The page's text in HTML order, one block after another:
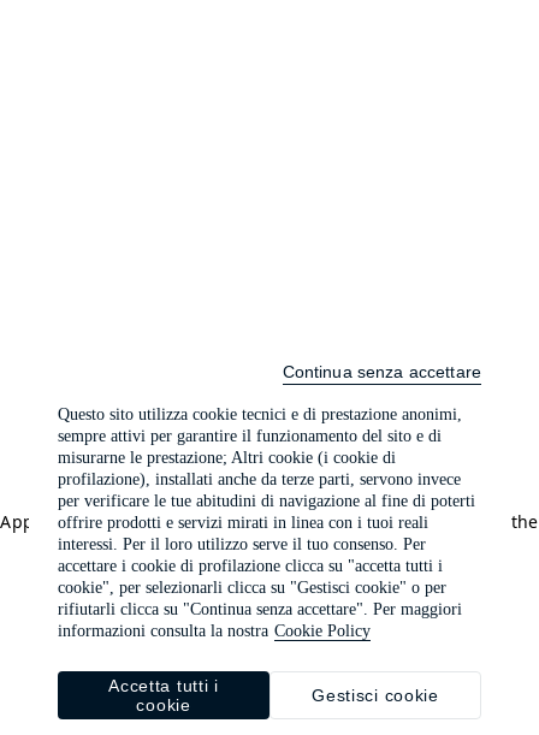
Application error: a client-side exception has occurred (see the
browser console for more information).
Questo sito utilizza cookie tecnici e di prestazione anonimi,
sempre attivi per garantire il funzionamento del sito e di
misurarne le prestazione; Altri cookie (i cookie di
profilazione), installati anche da terze parti, servono invece
per verificare le tue abitudini di navigazione al fine di poterti
offrire prodotti e servizi mirati in linea con i tuoi reali
interessi. Per il loro utilizzo serve il tuo consenso. Per
accettare i cookie di profilazione clicca su "accetta tutti i
cookie", per selezionarli clicca su "Gestisci cookie" o per
rifiutarli clicca su "Continua senza accettare". Per maggiori
informazioni consulta la nostra Cookie Policy
Gestisci cookie
Accetta tutti i
cookie
Continua senza accettare